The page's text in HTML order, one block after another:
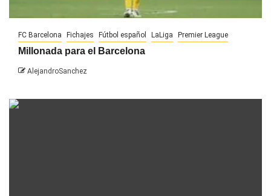
FC Barcelona Fichajes Fútbol español LaLiga Premier League
Millonada para el Barcelona
AlejandroSanchez